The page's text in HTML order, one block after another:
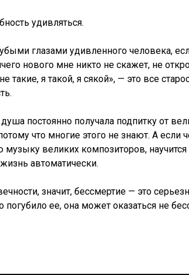
удивляться.
глазами удивленного человека,
нового мне никто не скажет, не
такие, я такой, я сякой», — это все
постоянно получала подпитку от
что многие этого не знают. А если
великих композиторов,
автоматически.
значит, бессмертие — это
погубило ее, она может оказаться не